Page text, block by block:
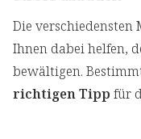
Die
Ihnen dabei helfen,
bewältigen.
richtigen Tipp für